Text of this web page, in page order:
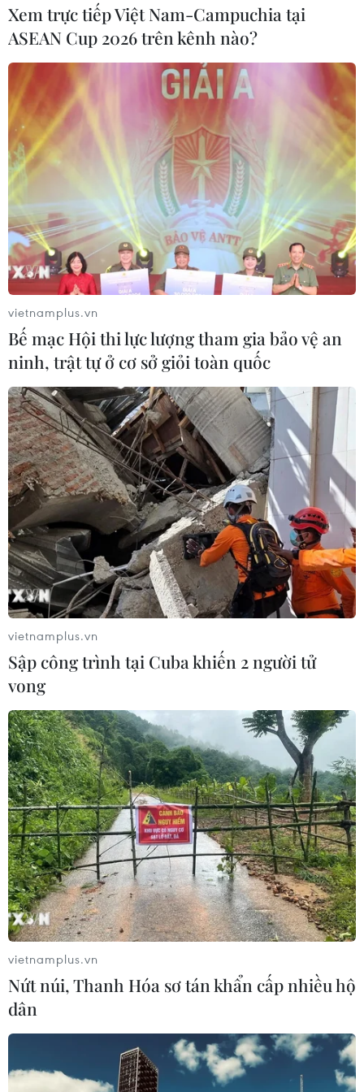
Chuyên gia không loại trừ xung đột trên
bán đảo Triều Tiên vào 2023
25/12/2022 04:34
Tổng Giám đốc Hội đồng các vấn đề quốc tế Nga
Andrey Kortunov nhận định có thể sẽ xảy ra cuộc đối
đầu trực tiếp trên bán đảo Triều Tiên vào năm 2023.
Xem trực tiếp Việt Nam-Campuchia tại
ASEAN Cup 2026 trên kênh nào?
vietnamplus.vn
Bế mạc Hội thi lực lượng tham gia bảo vệ an
ninh, trật tự ở cơ sở giỏi toàn quốc
vietnamplus.vn
Sập công trình tại Cuba khiến 2 người tử
vong
vietnamplus.vn
Nứt núi, Thanh Hóa sơ tán khẩn cấp nhiều hộ
dân